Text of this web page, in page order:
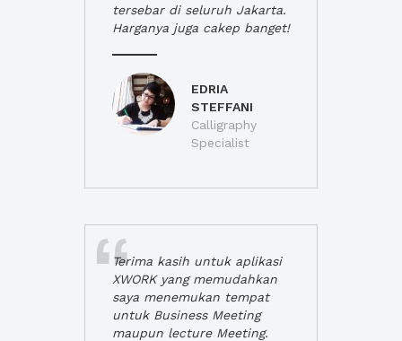
tersebar di seluruh Jakarta.
Harganya juga cakep banget!
EDRIA
STEFFANI
Calligraphy
Specialist
Terima kasih untuk aplikasi
XWORK yang memudahkan
saya menemukan tempat
untuk Business Meeting
maupun lecture Meeting.